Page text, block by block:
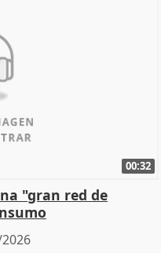
00:32
"gran red de